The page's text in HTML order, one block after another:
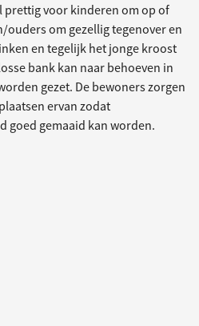
prettig voor kinderen om op of
ouders om gezellig tegenover en
en tegelijk het jonge kroost
bank kan naar behoeven in
gezet. De bewoners zorgen
ervan zodat
goed gemaaid kan worden.